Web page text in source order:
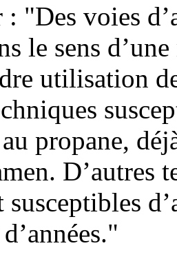
: "Des voies
le sens
utilisation
propane,
D’autres
susceptibles